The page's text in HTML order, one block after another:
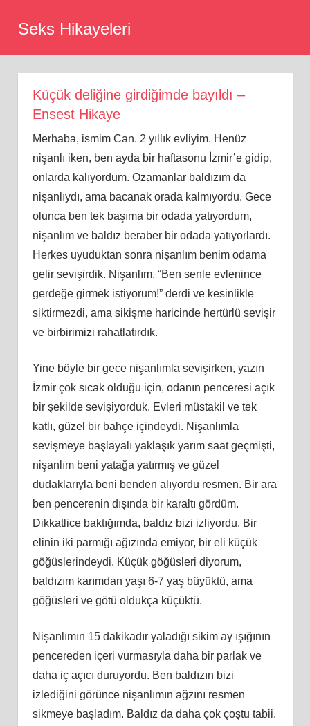
Seks Hikayeleri
Küçük deliğine girdiğimde bayıldı –
Ensest Hikaye
Merhaba, ismim Can. 2 yıllık evliyim. Henüz
nişanlı iken, ben ayda bir haftasonu İzmir’e gidip,
onlarda kalıyordum. Ozamanlar baldızım da
nişanlıydı, ama bacanak orada kalmıyordu. Gece
olunca ben tek başıma bir odada yatıyordum,
nişanlım ve baldız beraber bir odada yatıyorlardı.
Herkes uyuduktan sonra nişanlım benim odama
gelir sevişirdik. Nişanlım, “Ben senle evlenince
gerdeğe girmek istiyorum!” derdi ve kesinlikle
siktirmezdi, ama sikişme haricinde hertürlü sevişir
ve birbirimizi rahatlatırdık.
Yine böyle bir gece nişanlımla sevişirken, yazın
İzmir çok sıcak olduğu için, odanın penceresi açık
bir şekilde sevişiyorduk. Evleri müstakil ve tek
katlı, güzel bir bahçe içindeydi. Nişanlımla
sevişmeye başlayalı yaklaşık yarım saat geçmişti,
nişanlım beni yatağa yatırmış ve güzel
dudaklarıyla beni benden alıyordu resmen. Bir ara
ben pencerenin dışında bir karaltı gördüm.
Dikkatlice baktığımda, baldız bizi izliyordu. Bir
elinin iki parmığı ağızında emiyor, bir eli küçük
göğüslerindeydi. Küçük göğüsleri diyorum,
baldızım karımdan yaşı 6-7 yaş büyüktü, ama
göğüsleri ve götü oldukça küçüktü.
Nişanlımın 15 dakikadır yaladığı sikim ay ışığının
pencereden içeri vurmasıyla daha bir parlak ve
daha iç açıcı duruyordu. Ben baldızın bizi
izlediğini görünce nişanlımın ağzını resmen
sikmeye başladım. Baldız da daha çok çoştu tabii.